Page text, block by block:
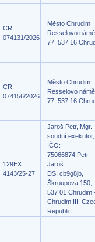
CR
074131/2026
Město Chrudim
Resselovo
77, 537 16
CR
074156/2026
Město Chrudim
Resselovo
77, 537 16
129EX
4143/25-27
Jaroš Petr, Mgr.
soudní exekutor,
IČO:
75066874,Petr
Jaroš
DS: cb9g8jb,
Škroupova 150,
537 01 Chrudim
Chrudim III,
Republic